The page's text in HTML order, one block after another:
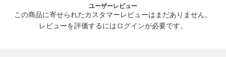
ユーザーレビュー
この商品に寄せられたカスタマーレビューはまだありません。
レビューを評価するにはログインが必要です。